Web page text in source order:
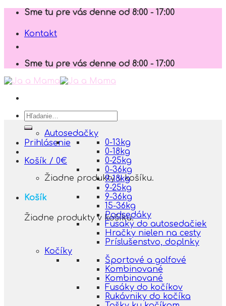
Skip
content
Sme tu pre vás denne od 8:00 - 17:00
Kontakt
Sme tu pre vás denne od 8:00 - 17:00
Hľadať:
Prihlásenie
Košík / 0€
Žiadne produkty v košíku.
Košík
Žiadne produkty v košíku.
Autosedačky
0-13kg
0-18kg
0-25kg
0-36kg
9-18kg
9-25kg
9-36kg
15-36kg
Podsedáky
Fusaky do autosedačiek
Hračky nielen na cesty
Príslušenstvo, doplnky
Kočíky
Športové a golfové
Kombinované
Kombinované
Fusáky do kočíkov
Rukávniky do kočíka